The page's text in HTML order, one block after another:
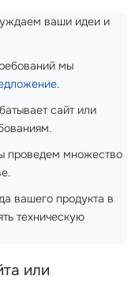
ваши идеи и
мы
.
сайт или
проведем множество
вашего продукта в
техническую
или